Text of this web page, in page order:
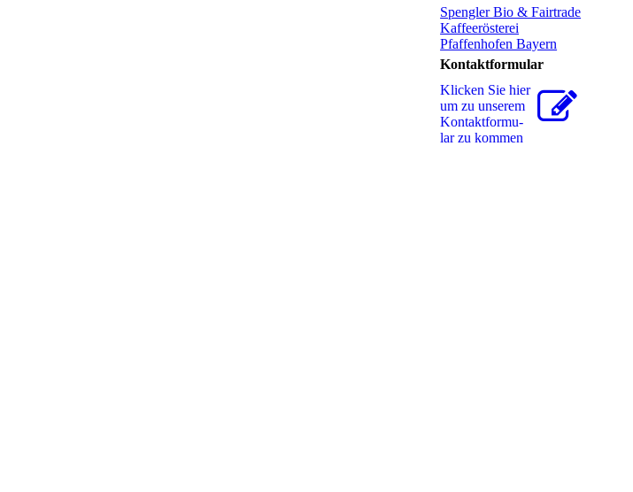
Spengler Bio & Fairtrade
Kaffeerösterei
Pfaffenhofen Bayern
Kontaktformular
Klicken Sie hier
um zu unserem
Kon­takt­for­mu­
lar zu kommen